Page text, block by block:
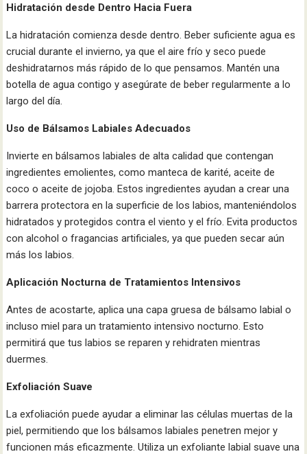
Hidratación desde Dentro Hacia Fuera
La hidratación comienza desde dentro. Beber suficiente agua es
crucial durante el invierno, ya que el aire frío y seco puede
deshidratarnos más rápido de lo que pensamos. Mantén una
botella de agua contigo y asegúrate de beber regularmente a lo
largo del día.
Uso de Bálsamos Labiales Adecuados
Invierte en bálsamos labiales de alta calidad que contengan
ingredientes emolientes, como manteca de karité, aceite de
coco o aceite de jojoba. Estos ingredientes ayudan a crear una
barrera protectora en la superficie de los labios, manteniéndolos
hidratados y protegidos contra el viento y el frío. Evita productos
con alcohol o fragancias artificiales, ya que pueden secar aún
más los labios.
Aplicación Nocturna de Tratamientos Intensivos
Antes de acostarte, aplica una capa gruesa de bálsamo labial o
incluso miel para un tratamiento intensivo nocturno. Esto
permitirá que tus labios se reparen y rehidraten mientras
duermes.
Exfoliación Suave
La exfoliación puede ayudar a eliminar las células muertas de la
piel, permitiendo que los bálsamos labiales penetren mejor y
funcionen más eficazmente. Utiliza un exfoliante labial suave una